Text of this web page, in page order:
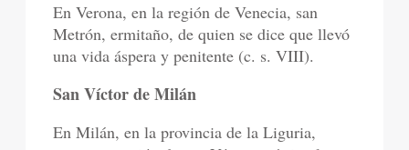
En Verona, en la región de Venecia, san
Metrón, ermitaño, de quien se dice que llevó
una vida áspera y penitente (c. s. VIII).
San Víctor de Milán
En Milán, en la provincia de la Liguria,